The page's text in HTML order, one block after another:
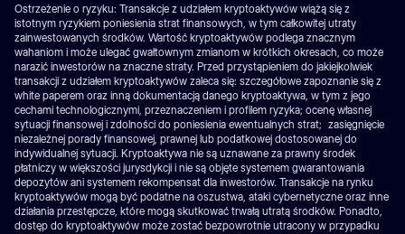
Ostrzeżenie o ryzyku: Transakcje z udziałem kryptoaktywów wiążą się z
istotnym ryzykiem poniesienia strat finansowych, w tym całkowitej utraty
zainwestowanych środków. Wartość kryptoaktywów podlega znacznym
wahaniom i może ulegać gwałtownym zmianom w krótkich okresach, co może
narazić inwestorów na znaczne straty. Przed przystąpieniem do jakiejkolwiek
transakcji z udziałem kryptoaktywów zaleca się: szczegółowe zapoznanie się z
white paperem oraz inną dokumentacją danego kryptoaktywa, w tym z jego
cechami technologicznymi, przeznaczeniem i profilem ryzyka; ocenę własnej
sytuacji finansowej i zdolności do poniesienia ewentualnych strat; zasięgnięcie
niezależnej porady finansowej, prawnej lub podatkowej dostosowanej do
indywidualnej sytuacji. Kryptoaktywa nie są uznawane za prawny środek
płatniczy w większości jurysdykcji i nie są objęte systemem gwarantowania
depozytów ani systemem rekompensat dla inwestorów. Transakcje na rynku
kryptoaktywów mogą być podatne na oszustwa, ataki cybernetyczne oraz inne
działania przestępcze, które mogą skutkować trwałą utratą środków. Ponadto,
dostęp do kryptoaktywów może zostać bezpowrotnie utracony w przypadku